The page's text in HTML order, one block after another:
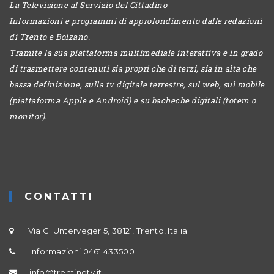
La Televisione al Servizio del Cittadino
Informazioni e programmi di approfondimento dalle redazioni
di Trento e Bolzano.
Tramite la sua piattaforma multimediale interattiva è in grado
di trasmettere contenuti sia propri che di terzi, sia in alta che
bassa definizione, sulla tv digitale terrestre, sul web, sul mobile
(piattaforma Apple e Android) e su bacheche digitali (totem o
monitor).
CONTATTI
Via G. Unterveger 5, 38121, Trento, Italia
Informazioni 0461 433500
info@trentinotv.it